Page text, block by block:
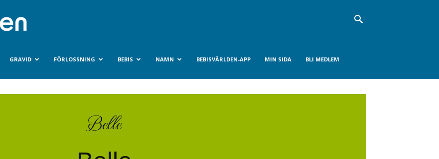
GRAVID FÖRLOSSNING BEBIS NAMN BEBISVÄRLDEN-APP MIN SIDA BLI MEDLEM
Belle